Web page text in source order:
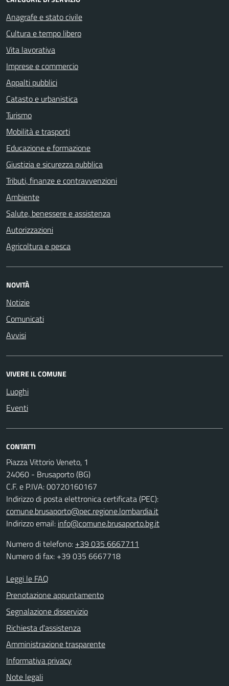
Anagrafe e stato civile
Cultura e tempo libero
Vita lavorativa
Imprese e commercio
Appalti pubblici
Catasto e urbanistica
Turismo
Mobilità e trasporti
Educazione e formazione
Giustizia e sicurezza pubblica
Tributi, finanze e contravvenzioni
Ambiente
Salute, benessere e assistenza
Autorizzazioni
Agricoltura e pesca
NOVITÀ
Notizie
Comunicati
Avvisi
VIVERE IL COMUNE
Luoghi
Eventi
CONTATTI
Piazza Vittorio Veneto, 1
24060 - Brusaporto (BG)
C.F. e P.IVA: 00720160167
Indirizzo di posta elettronica certificata (PEC):
comune.brusaporto@pec.regione.lombardia.it
Indirizzo email: info@comune.brusaporto.bg.it
Numero di telefono: +39 035 6667711
Numero di fax: +39 035 6667718
Leggi le FAQ
Prenotazione appuntamento
Segnalazione disservizio
Richiesta d'assistenza
Amministrazione trasparente
Informativa privacy
Note legali